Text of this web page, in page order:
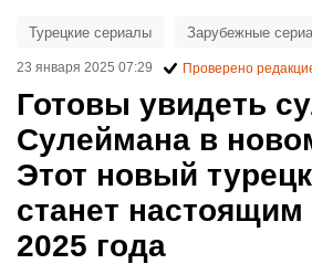
Готовы увидеть
Сулеймана в
Этот новый
станет настоящим
2025 года
Турецкие сериалы Зарубежные
23 января 2025 07:29 Проверено